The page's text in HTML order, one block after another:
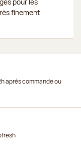
finement
après commande ou